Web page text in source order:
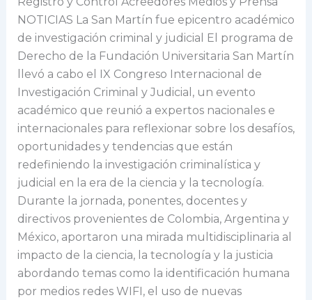
NOTICIAS La San Martín fue epicentro académico
de investigación criminal y judicial El programa de
Derecho de la Fundación Universitaria San Martín
llevó a cabo el IX Congreso Internacional de
Investigación Criminal y Judicial, un evento
académico que reunió a expertos nacionales e
internacionales para reflexionar sobre los desafíos,
oportunidades y tendencias que están
redefiniendo la investigación criminalística y
judicial en la era de la ciencia y la tecnología.
Durante la jornada, ponentes, docentes y
directivos provenientes de Colombia, Argentina y
México, aportaron una mirada multidisciplinaria al
impacto de la ciencia, la tecnología y la justicia
abordando temas como la identificación humana
por medios redes WIFI, el uso de nuevas